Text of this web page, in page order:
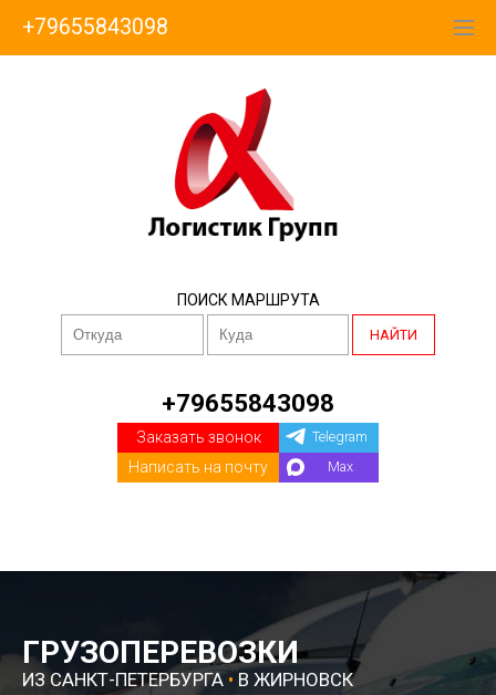
+79655843098
ПОИСК МАРШРУТА
НАЙТИ
+79655843098
Заказать звонок
Написать на почту
Telegram
Max
ГРУЗОПЕРЕВОЗКИ
ИЗ САНКТ-ПЕТЕРБУРГА • В ЖИРНОВСК